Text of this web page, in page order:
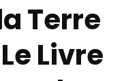
Terre
Livre